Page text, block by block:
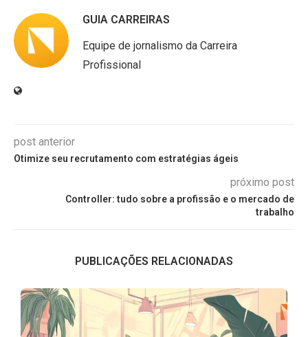
GUIA CARREIRAS
Equipe de jornalismo da Carreira
Profissional
post anterior
Otimize seu recrutamento com estratégias ágeis
próximo post
Controller: tudo sobre a profissão e o mercado de
trabalho
PUBLICAÇÕES RELACIONADAS